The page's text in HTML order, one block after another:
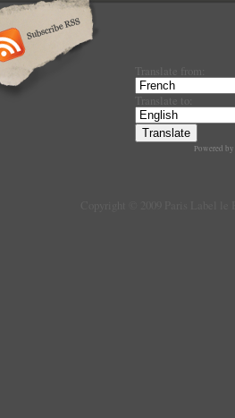
Translate from:
Translate to:
Powered by